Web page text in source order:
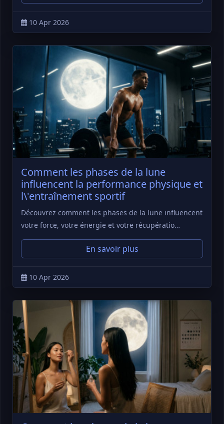
10 Apr 2026
Comment les phases de la lune
influencent la performance physique et
l\'entraînement sportif
Découvrez comment les phases de la lune influencent
votre force, votre énergie et votre récupératio…
En savoir plus
10 Apr 2026